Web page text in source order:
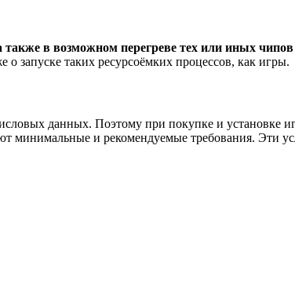
в возможном перегреве тех или иных
запуске таких ресурсоёмких процессов, как игры.
данных. Поэтому при покупке и установке
минимальные и рекомендуемые требования. Эти